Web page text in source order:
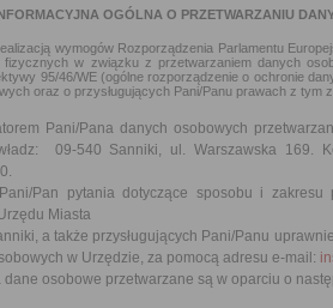
OGÓLNA O PRZETWARZANIU
wymogów Rozporządzenia Parlamentu
w związku z przetwarzaniem danych
95/46/WE (ogólne rozporządzenie o ochronie
oraz o przysługujących Pani/Panu prawach z tym
Pani/Pana danych osobowych
09-540 Sanniki, ul. Warszawska 169.
Pan pytania dotyczące sposobu i zakresu
Miasta
a także przysługujących Pani/Panu
w Urzędzie, za pomocą adresu e-mail:
dane osobowe przetwarzane są w oparciu o